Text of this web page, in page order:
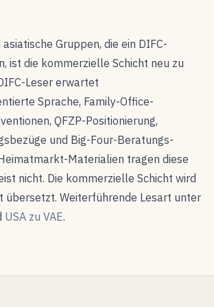
asiatische Gruppen, die ein DIFC-
ist die kommerzielle Schicht neu zu
Leser erwartet
Sprache, Family-Office-
QFZP-Positionierung,
und Big-Four-Beratungs-
Materialien tragen diese
nicht. Die kommerzielle Schicht wird
übersetzt. Weiterführende Lesart unter
USA zu VAE.